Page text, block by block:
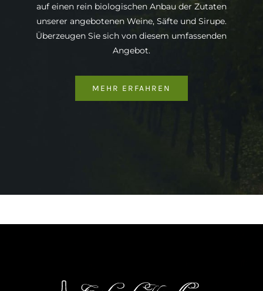
auf einen rein biologischen Anbau der Zutaten
unserer angebotenen Weine, Säfte und Sirupe.
Überzeugen Sie sich von diesem umfassenden
Angebot.
MEHR ERFAHREN